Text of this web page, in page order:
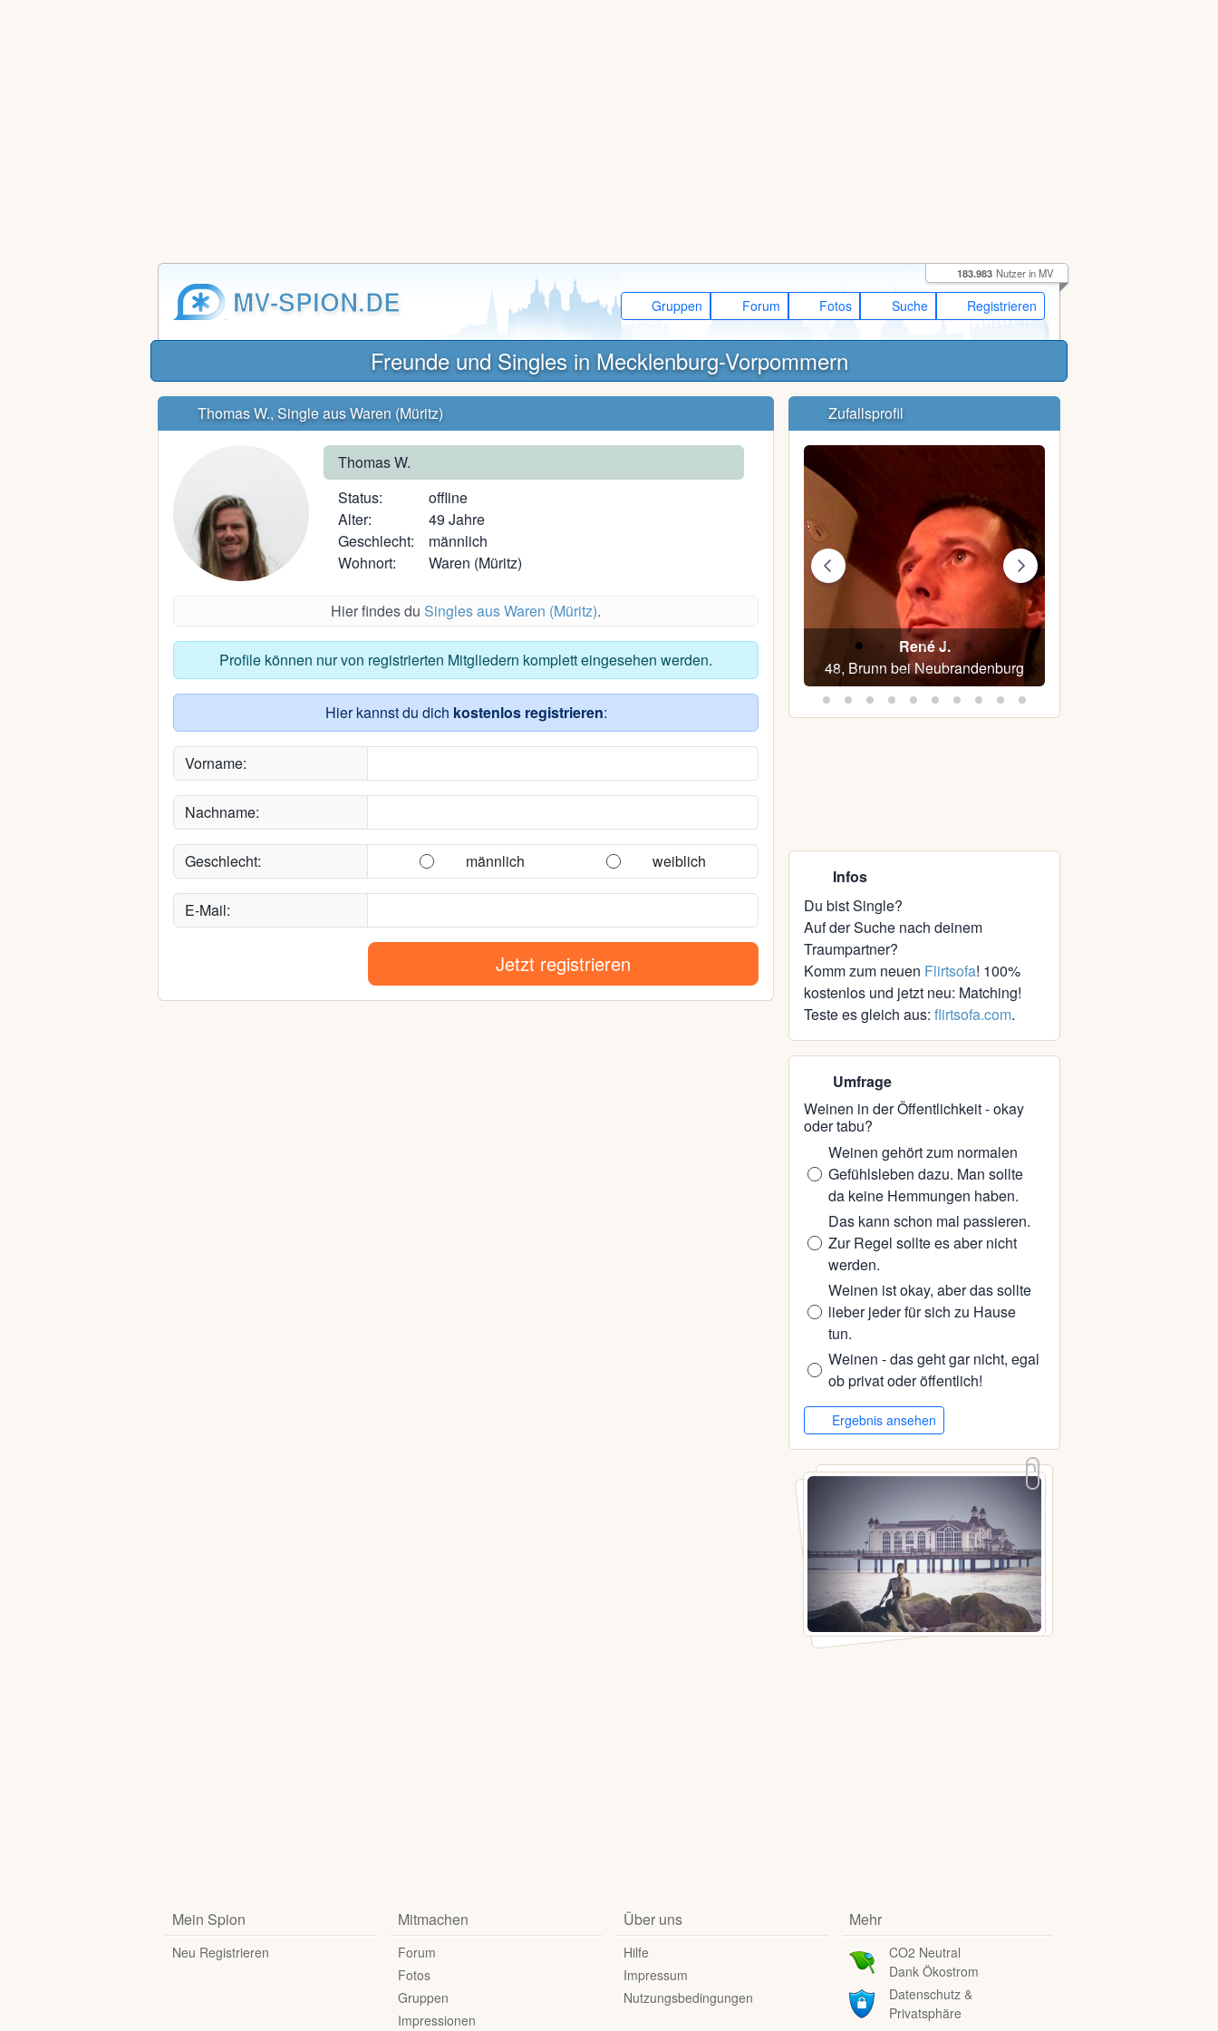
MV-SPION.DE Gruppen Forum Fotos Suche Registrieren
183.983 Nutzer in MV
Freunde und Singles in Mecklenburg-Vorpommern
Thomas W., Single aus Waren (Müritz)
Thomas W.
Status:
offline
Alter:
49 Jahre
Geschlecht:
männlich
Wohnort:
Waren (Müritz)
Hier findes du Singles aus Waren (Müritz).
Profile können nur von registrierten Mitgliedern komplett eingesehen werden.
Hier kannst du dich kostenlos registrieren:
Vorname:
Nachname:
Geschlecht: männlich weiblich
E-Mail:
Jetzt registrieren
Zufallsprofil
René J.
48, Brunn bei Neubrandenburg
KeksKruemeL
33, Schwerin
Infos
Du bist Single?
Auf der Suche nach deinem
Traumpartner?
Komm zum neuen Flirtsofa! 100%
kostenlos und jetzt neu: Matching!
Teste es gleich aus: flirtsofa.com.
Umfrage
Weinen in der Öffentlichkeit - okay
oder tabu?
Weinen gehört zum normalen
Gefühlsleben dazu. Man sollte
da keine Hemmungen haben.
Das kann schon mal passieren.
Zur Regel sollte es aber nicht
werden.
Weinen ist okay, aber das sollte
lieber jeder für sich zu Hause
tun.
Weinen - das geht gar nicht, egal
ob privat oder öffentlich!
Ergebnis ansehen
Mein Spion
Neu Registrieren
Mitmachen
Forum
Fotos
Gruppen
Impressionen
Über uns
Hilfe
Impressum
Nutzungsbedingungen
Mehr
CO2 Neutral
Dank Ökostrom
Datenschutz &
Privatsphäre